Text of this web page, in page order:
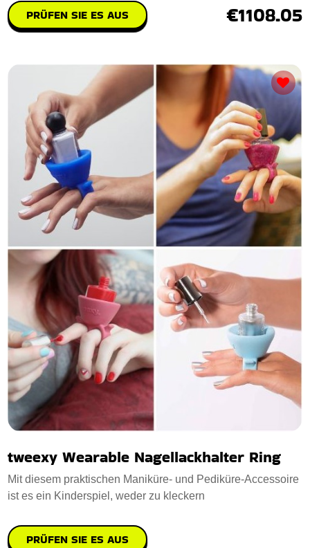
PRÜFEN SIE ES AUS €1108.05
tweexy Wearable Nagellackhalter Ring
Mit diesem praktischen Maniküre- und Pediküre-Accessoire
ist es ein Kinderspiel, weder zu kleckern
PRÜFEN SIE ES AUS